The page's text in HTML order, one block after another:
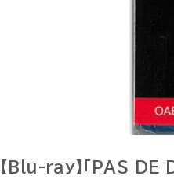
【Blu-ray】「PAS DE